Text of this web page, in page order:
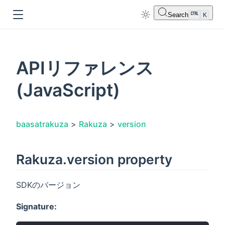
Search K
APIリファレンス
(JavaScript)
baasatrakuza > Rakuza > version
Rakuza.version property
SDKのバージョン
Signature: